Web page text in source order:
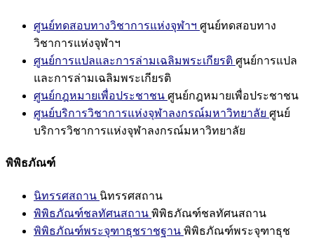
ศูนย์ทดสอบทางวิชาการแห่งจุฬาฯ ศูนย์ทดสอบทาง
วิชาการแห่งจุฬาฯ
ศูนย์การแปลและการล่ามเฉลิมพระเกียรติ ศูนย์การแปล
และการล่ามเฉลิมพระเกียรติ
ศูนย์กฎหมายเพื่อประชาชน ศูนย์กฎหมายเพื่อประชาชน
ศูนย์บริการวิชาการแห่งจุฬาลงกรณ์มหาวิทยาลัย ศูนย์
บริการวิชาการแห่งจุฬาลงกรณ์มหาวิทยาลัย
พิพิธภัณฑ์
นิทรรศสถาน นิทรรศสถาน
พิพิธภัณฑ์ชลทัศนสถาน พิพิธภัณฑ์ชลทัศนสถาน
พิพิธภัณฑ์พระจุฑาธุชราชฐาน พิพิธภัณฑ์พระจุฑาธุช